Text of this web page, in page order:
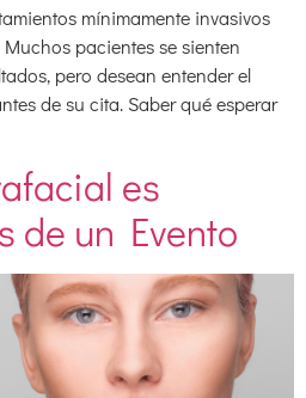
mínimamente invasivos
pacientes se sienten
pero desean entender el
de su cita. Saber qué esperar
es
de un Evento